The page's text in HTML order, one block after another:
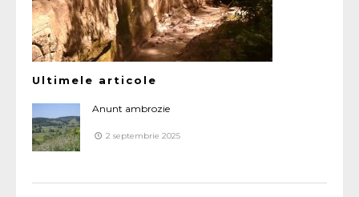
Ultimele articole
Anunt ambrozie
2 septembrie 2025